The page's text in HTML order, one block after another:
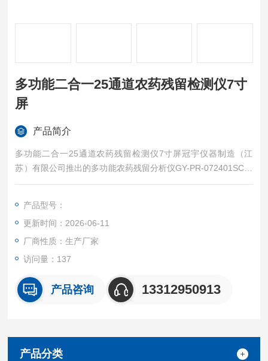
多功能二合一25通道农药残留检测仪7寸
屏
产品简介
多功能二合一25通道农药残留检测仪7寸屏冠宇仪器制造（江
苏）有限公司推出的多功能农药残留分析仪GY-PR-072401SC，
箱仪一体化设计集成24通道酶抑制法检测模块及单通道胶体金法
多类样本的农药残留全覆盖检测。
产品型号：
更新时间：2026-06-11
厂商性质：生产厂家
访问量：137
产品咨询 13312950913
产品分类